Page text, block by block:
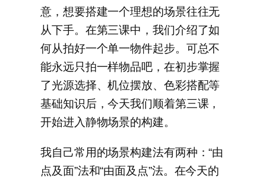
意，想要搭建一个理想的场景往往无
从下手。在第三课中，我们介绍了如
何从拍好一个单一物件起步。可总不
能永远只拍一样物品吧，在初步掌握
了光源选择、机位摆放、色彩搭配等
基础知识后，今天我们顺着第三课，
开始进入静物场景的构建。
我自己常用的场景构建法有两种：“由
点及面”法和“由面及点”法。在今天的